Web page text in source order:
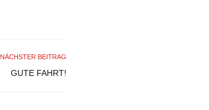
NÄCHSTER BEITRAG
GUTE FAHRT!